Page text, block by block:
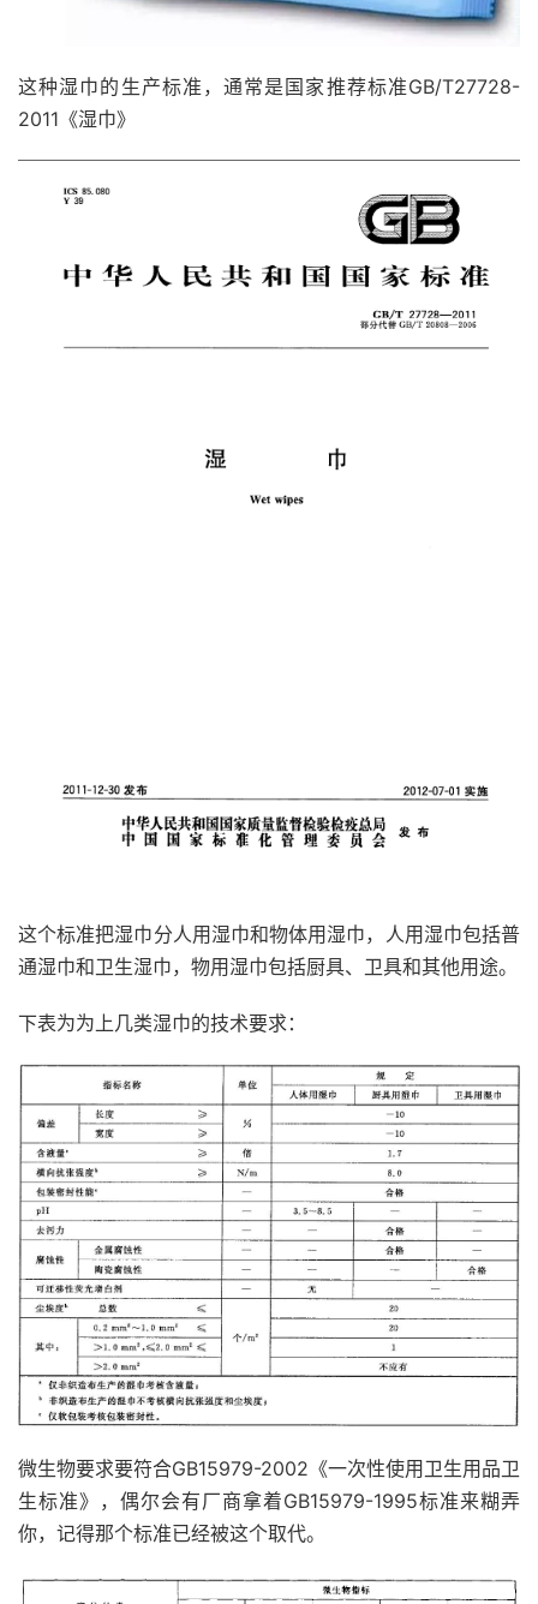
这种湿巾的生产标准，通常是国家推荐标准GB/T27728-
2011《湿巾》
这个标准把湿巾分人用湿巾和物体用湿巾，人用湿巾包括普
通湿巾和卫生湿巾，物用湿巾包括厨具、卫具和其他用途。
下表为为上几类湿巾的技术要求：
微生物要求要符合GB15979-2002《一次性使用卫生用品卫
生标准》，偶尔会有厂商拿着GB15979-1995标准来糊弄
你，记得那个标准已经被这个取代。